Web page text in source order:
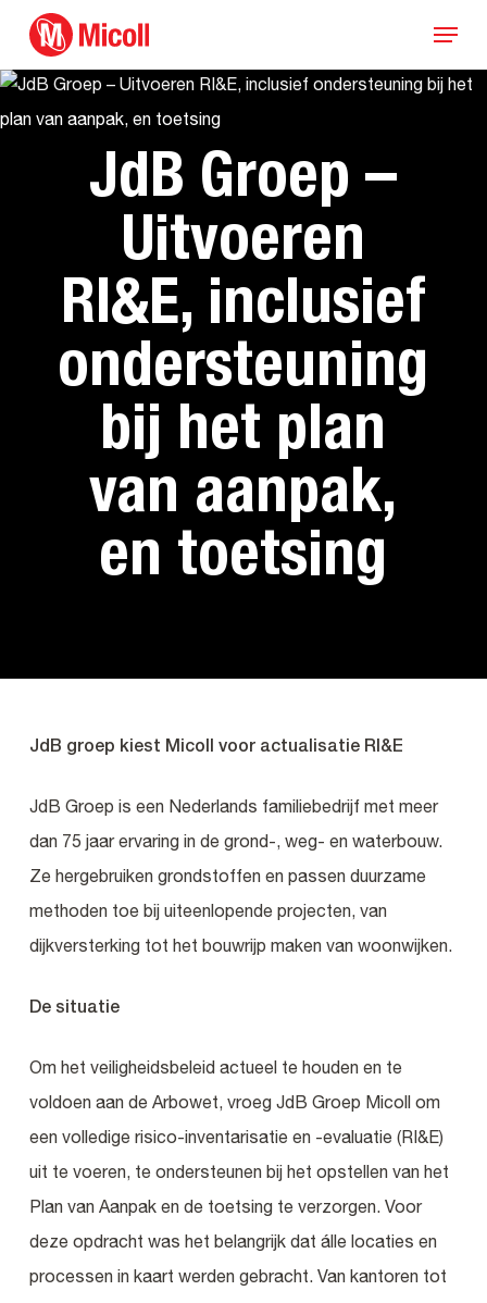
main
content
Menu
JdB Groep –
Uitvoeren
RI&E, inclusief
ondersteuning
bij het plan
van aanpak,
en toetsing
JdB groep kiest Micoll voor actualisatie RI&E
JdB Groep is een Nederlands familiebedrijf met meer
dan 75 jaar ervaring in de grond-, weg- en waterbouw.
Ze hergebruiken grondstoffen en passen duurzame
methoden toe bij uiteenlopende projecten, van
dijkversterking tot het bouwrijp maken van woonwijken.
De situatie
Om het veiligheidsbeleid actueel te houden en te
voldoen aan de Arbowet, vroeg JdB Groep Micoll om
een volledige risico-inventarisatie en -evaluatie (RI&E)
uit te voeren, te ondersteunen bij het opstellen van het
Plan van Aanpak en de toetsing te verzorgen. Voor
deze opdracht was het belangrijk dat álle locaties en
processen in kaart werden gebracht. Van kantoren tot